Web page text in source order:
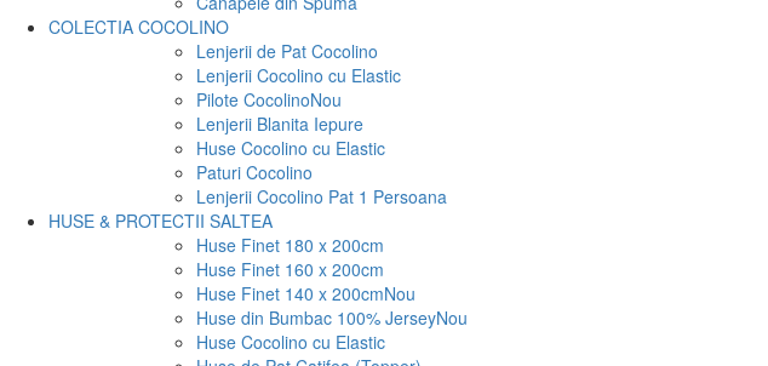
COLECTIA COCOLINO
Lenjerii de Pat Cocolino
Lenjerii Cocolino cu Elastic
Pilote CocolinoNou
Lenjerii Blanita Iepure
Huse Cocolino cu Elastic
Paturi Cocolino
Lenjerii Cocolino Pat 1 Persoana
HUSE & PROTECTII SALTEA
Huse Finet 180 x 200cm
Huse Finet 160 x 200cm
Huse Finet 140 x 200cmNou
Huse din Bumbac 100% JerseyNou
Huse Cocolino cu Elastic